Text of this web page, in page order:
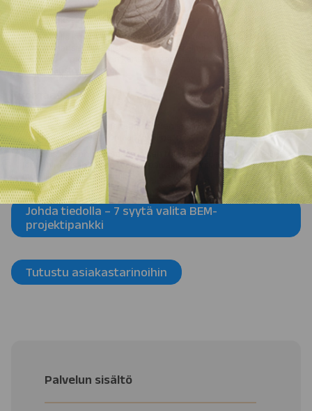
Helposti hallinnoitava sähköinen kilpailutus, jonka avulla
kilpailutukset on mahdollista hoitaa ilman paperitulosteita
Sähköisellä kopiotilauksella paperikopioiden tilaaminen helposti
mistä tahansa kopiolaitoksesta – järjestelmä on yhteensopiva
kaikkien kopiolaitosten kanssa ja tarjoaa automaattisen
kopiotilaustoiminnon
Työmaavaihe
Työmaan tilanteiden ja tapahtumien sekä osapuolten kirjaaminen
urakkakohtaiseen työmaapäiväkirjaan
Tehokas rakennustyömaan ja sen turvallisuuden suunnittelu ja
johtaminen sähköisen työmaapäiväkirjan ja palvelua täydentävien
mobiilitarkastusten avulla.
Johda tiedolla – 7 syytä valita BEM-
projektipankki
Tutustu asiakastarinoihin
Palvelun sisältö